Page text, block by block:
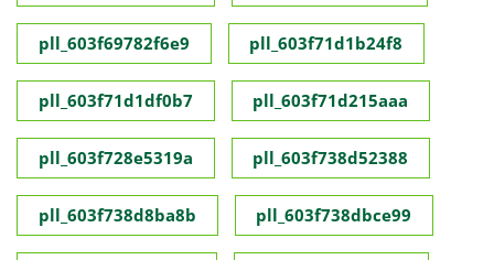
pll_603f69782f6e9 pll_603f71d1b24f8
pll_603f71d1df0b7 pll_603f71d215aaa
pll_603f728e5319a pll_603f738d52388
pll_603f738d8ba8b pll_603f738dbce99